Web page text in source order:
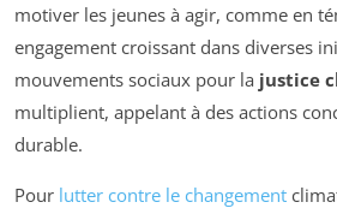
motiver les jeunes à agir, comme en
engagement croissant dans diverses
mouvements sociaux pour la justice
multiplient, appelant à des actions
durable.
Pour lutter contre le changement